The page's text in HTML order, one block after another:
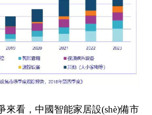
看，中國智能家居設(shè)備市